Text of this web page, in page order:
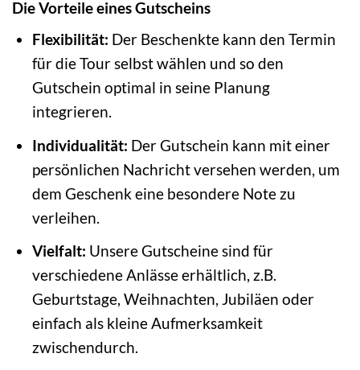
Die Vorteile eines Gutscheins
Flexibilität: Der Beschenkte kann den Termin
für die Tour selbst wählen und so den
Gutschein optimal in seine Planung
integrieren.
Individualität: Der Gutschein kann mit einer
persönlichen Nachricht versehen werden, um
dem Geschenk eine besondere Note zu
verleihen.
Vielfalt: Unsere Gutscheine sind für
verschiedene Anlässe erhältlich, z.B.
Geburtstage, Weihnachten, Jubiläen oder
einfach als kleine Aufmerksamkeit
zwischendurch.